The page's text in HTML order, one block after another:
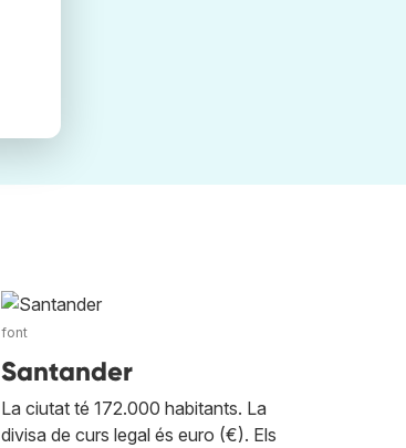
font
Santander
La ciutat té 172.000 habitants. La
divisa de curs legal és euro (€). Els